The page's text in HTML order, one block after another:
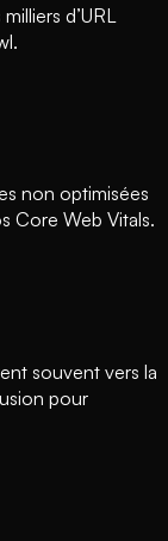
d’URL
non optimisées
Core Web Vitals.
souvent vers la
pour